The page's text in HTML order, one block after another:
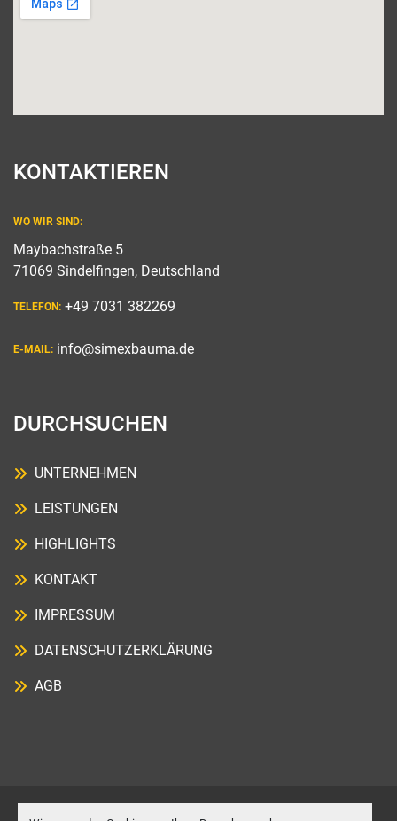
KONTAKTIEREN
WO WIR SIND:
Maybachstraße 5
71069 Sindelfingen, Deutschland
TELEFON: +49 7031 382269
E-MAIL: info@simexbauma.de
DURCHSUCHEN
UNTERNEHMEN
LEISTUNGEN
HIGHLIGHTS
KONTAKT
IMPRESSUM
DATENSCHUTZERKLÄRUNG
AGB